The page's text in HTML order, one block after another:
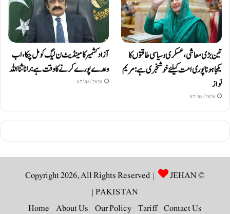
تین بڑی معاشی، عسکری و سیاسی طاقتوں کا
یکجا ہونا پوری امت کیلئے خوشخبری ہے: مریم
نواز
07/08/2026
آزاد کشمیر کا مینڈیٹ ن لیگ کو مل چکا، اب
وعدے پورے کرنے کا وقت ہے: رانا ثنا اللہ
07/08/2026
© Copyright 2026, All Rights Reserved |
JEHAN
PAKISTAN
|
Contact Us
Tariff
Our Policy
About Us
Home